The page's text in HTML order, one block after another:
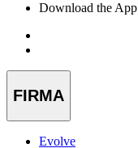
Download the App
FIRMA
Evolve